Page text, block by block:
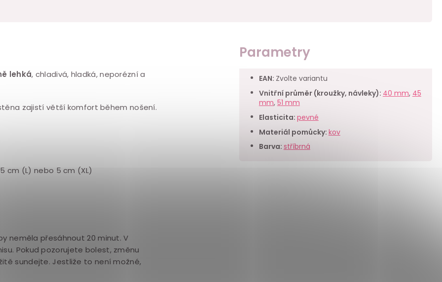
lehká, chladivá, hladká, neporézní a
zajistí větší komfort během nošení.
cm (L) nebo 5 cm (XL)
neměla přesáhnout20 minut. V
Pokud pozorujete bolest, změnu
sundejte. Jestliže to není možné,
Parametry
EAN: Zvolte variantu
Vnitřní průměr (kroužky, návleky): 40 mm, 45
mm, 51 mm
Elasticita: pevné
Materiál pomůcky: kov
Barva: stříbrná